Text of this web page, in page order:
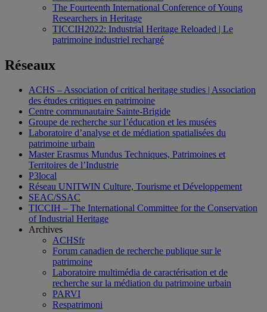
The Fourteenth International Conference of Young
Researchers in Heritage
TICCIH2022: Industrial Heritage Reloaded | Le
patrimoine industriel rechargé
Réseaux
ACHS – Association of critical heritage studies | Association
des études critiques en patrimoine
Centre communautaire Sainte-Brigide
Groupe de recherche sur l’éducation et les musées
Laboratoire d’analyse et de médiation spatialisées du
patrimoine urbain
Master Erasmus Mundus Techniques, Patrimoines et
Territoires de l’Industrie
P3local
Réseau UNITWIN Culture, Tourisme et Développement
SEAC/SSAC
TICCIH – The International Committee for the Conservation
of Industrial Heritage
Archives
ACHSfr
Forum canadien de recherche publique sur le
patrimoine
Laboratoire multimédia de caractérisation et de
recherche sur la médiation du patrimoine urbain
PARVI
Respatrimoni